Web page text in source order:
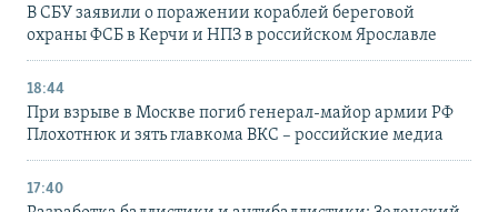
В СБУ заявили о поражении кораблей береговой
охраны ФСБ в Керчи и НПЗ в российском Ярославле
18:44
При взрыве в Москве погиб генерал-майор армии РФ
Плохотнюк и зять главкома ВКС – российские медиа
17:40